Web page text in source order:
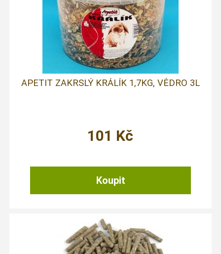
APETIT ZAKRSLÝ KRÁLÍK 1,7KG, VĚDRO 3L
101 Kč